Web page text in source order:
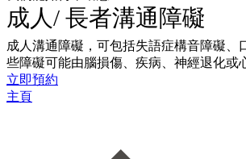
成人/ 長者溝通障礙
成人溝通障礙，可包括失語症構音障礙、
些障礙可能由腦損傷、疾病、神經退化或
立即預約
主頁